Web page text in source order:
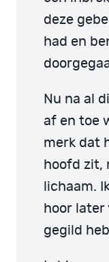
deze
had en
Nu na al
af en toe
merk dat
hoofd zit,
lichaam.
hoor later
gegild